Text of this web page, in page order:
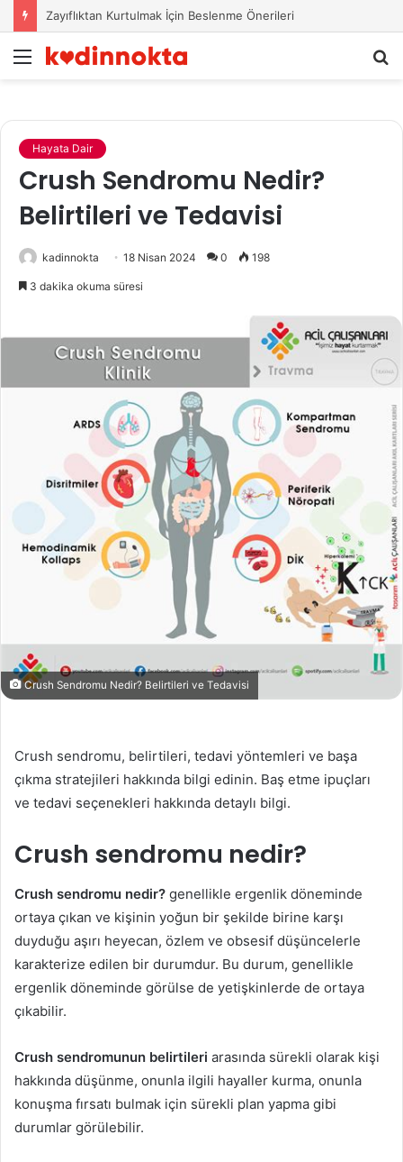
Menü
Hayata Dair
Crush Sendromu Nedir?
Belirtileri ve Tedavisi
kadinnokta 18 Nisan 2024 0 198
3 dakika okuma süresi
Crush Sendromu Nedir? Belirtileri ve Tedavisi
Crush sendromu, belirtileri, tedavi yöntemleri ve başa
çıkma stratejileri hakkında bilgi edinin. Baş etme ipuçları
ve tedavi seçenekleri hakkında detaylı bilgi.
Crush sendromu nedir?
Crush sendromu nedir? genellikle ergenlik döneminde
ortaya çıkan ve kişinin yoğun bir şekilde birine karşı
duyduğu aşırı heyecan, özlem ve obsesif düşüncelerle
karakterize edilen bir durumdur. Bu durum, genellikle
ergenlik döneminde görülse de yetişkinlerde de ortaya
çıkabilir.
Crush sendromunun belirtileri arasında sürekli olarak kişi
hakkında düşünme, onunla ilgili hayaller kurma, onunla
konuşma fırsatı bulmak için sürekli plan yapma gibi
durumlar görülebilir.